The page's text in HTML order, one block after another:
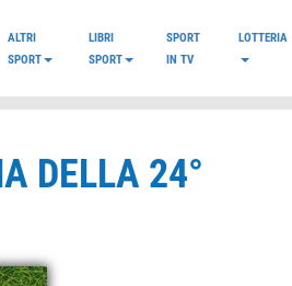
ALTRI
SPORT
LIBRI
SPORT
SPORT
IN TV
LOTTERIA
DELLA 24°